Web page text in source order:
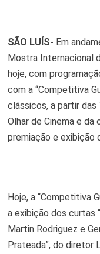
SÃO LUÍS- ​Em
Mostra Internacional
hoje, com
com a “Competitiva
clássicos, a partir das
Olhar de Cinema e
premiação e exibição
Hoje, a “Competitiva
a exibição dos curtas
Martin Rodriguez e
Prateada”, do diretor